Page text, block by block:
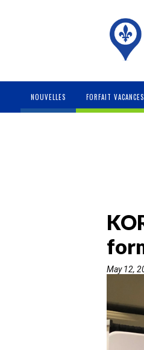
NOUVELLES FORFAIT VACANCES
May 12,